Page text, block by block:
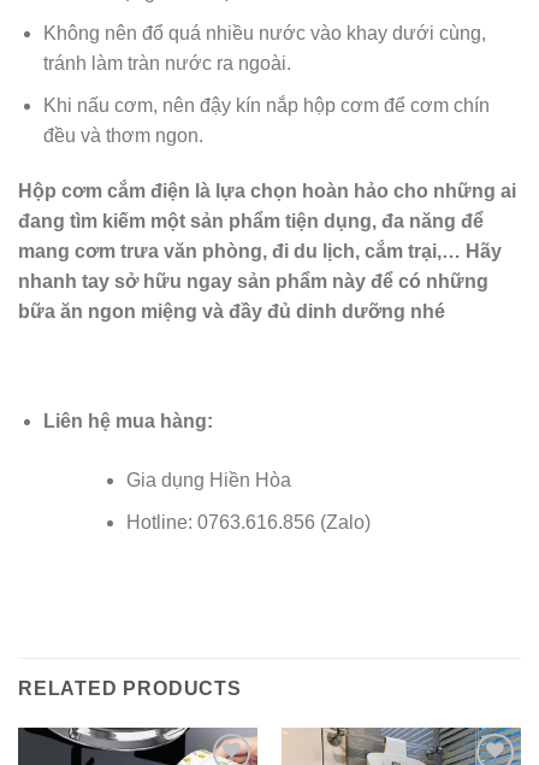
Không nên đổ quá nhiều nước vào khay dưới cùng,
tránh làm tràn nước ra ngoài.
Khi nấu cơm, nên đậy kín nắp hộp cơm để cơm chín
đều và thơm ngon.
Hộp cơm cắm điện là lựa chọn hoàn hảo cho những ai
đang tìm kiếm một sản phẩm tiện dụng, đa năng để
mang cơm trưa văn phòng, đi du lịch, cắm trại,… Hãy
nhanh tay sở hữu ngay sản phẩm này để có những
bữa ăn ngon miệng và đầy đủ dinh dưỡng nhé
Liên hệ mua hàng:
Gia dụng Hiền Hòa
Hotline: 0763.616.856 (Zalo)
RELATED PRODUCTS